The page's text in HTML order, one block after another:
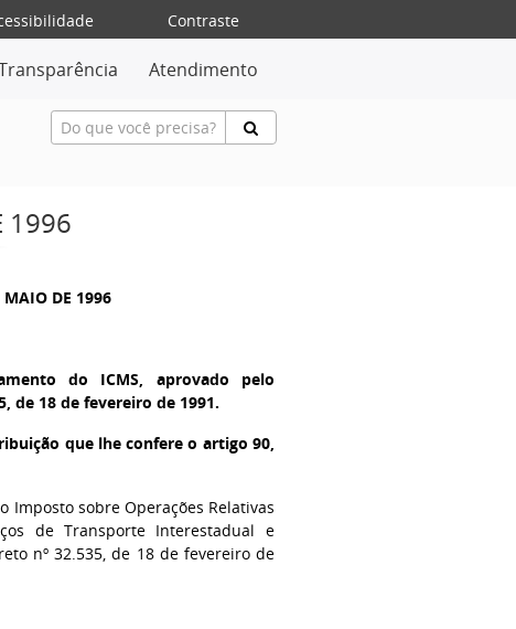
Contraste
Atendimento
1996
MAIO DE 1996
do ICMS, aprovado pelo
de 18 de fevereiro de 1991.
que lhe confere o artigo 90,
Imposto sobre Operações Relativas
de Transporte Interestadual e
nº 32.535, de 18 de fevereiro de